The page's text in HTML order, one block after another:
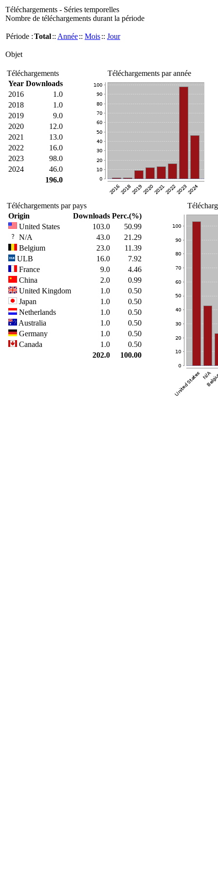
Téléchargements - Séries temporelles
Nombre de téléchargements durant la période
Période :Total:: Année:: Mois:: Jour
Objet
Téléchargements
Year Downloads
2016
1.0
2018
1.0
2019
9.0
2020
12.0
2021
13.0
2022
16.0
2023
98.0
2024
46.0
196.0
Téléchargements par année
Téléchargements par pays
Origin
Downloads Perc.(%)
United States
103.0
50.99
N/A
43.0
21.29
Belgium
23.0
11.39
ULB
16.0
7.92
France
9.0
4.46
China
2.0
0.99
United Kingdom
1.0
0.50
Japan
1.0
0.50
Netherlands
1.0
0.50
Australia
1.0
0.50
Germany
1.0
0.50
Canada
1.0
0.50
202.0
100.00